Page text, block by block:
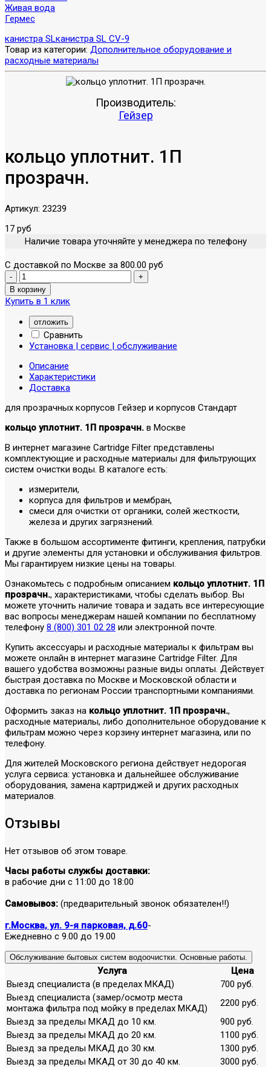
Живая вода
Гермес
канистра SLканистра SL CV-9
Товар из категории: Дополнительное оборудование и
расходные материалы
Производитель:
Гейзер
кольцо уплотнит. 1П
прозрачн.
Артикул: 23239
17 руб
Наличие товара уточняйте у менеджера по телефону
С доставкой по Москве за 800.00 руб
Купить в 1 клик
отложить
Сравнить
Установка | сервис | обслуживание
Описание
Характеристики
Доставка
для прозрачных корпусов Гейзер и корпусов Стандарт
кольцо уплотнит. 1П прозрачн. в Москве
В интернет магазине Cartridge Filter представлены
комплектующие и расходные материалы для фильтрующих
систем очистки воды. В каталоге есть:
измерители,
корпуса для фильтров и мембран,
смеси для очистки от органики, солей жесткости,
железа и других загрязнений.
Также в большом ассортименте фитинги, крепления, патрубки
и другие элементы для установки и обслуживания фильтров.
Мы гарантируем низкие цены на товары.
Ознакомьтесь с подробным описанием кольцо уплотнит. 1П
прозрачн., характеристиками, чтобы сделать выбор. Вы
можете уточнить наличие товара и задать все интересующие
вас вопросы менеджерам нашей компании по бесплатному
телефону 8 (800) 301 02 28 или электронной почте.
Купить аксессуары и расходные материалы к фильтрам вы
можете онлайн в интернет магазине Cartridge Filter. Для
вашего удобства возможны разные виды оплаты. Действует
быстрая доставка по Москве и Московской области и
доставка по регионам России транспортными компаниями.
Оформить заказ на кольцо уплотнит. 1П прозрачн.,
расходные материалы, либо дополнительное оборудование к
фильтрам можно через корзину интернет магазина, или по
телефону.
Для жителей Московского региона действует недорогая
услуга сервиса: установка и дальнейшее обслуживание
оборудования, замена картриджей и других расходных
материалов.
Отзывы
Нет отзывов об этом товаре.
Часы работы службы доставки:
в рабочие дни с 11:00 до 18:00
Самовывоз: (предварительный звонок обязателен!!)
г.Москва, ул. 9-я парковая, д.60-
Ежедневно с 9.00 до 19.00
Обслуживание бытовых систем водоочистки. Основные работы.
Услуга
Цена
Выезд специалиста (в пределах МКАД)
700 руб.
Выезд специалиста (замер/осмотр места
монтажа фильтра под мойку в пределах МКАД)
2200 руб.
Выезд за пределы МКАД до 10 км.
900 руб.
Выезд за пределы МКАД до 20 км.
1100 руб.
Выезд за пределы МКАД до 30 км.
1300 руб.
Выезд за пределы МКАД от 30 до 40 км.
3000 руб.